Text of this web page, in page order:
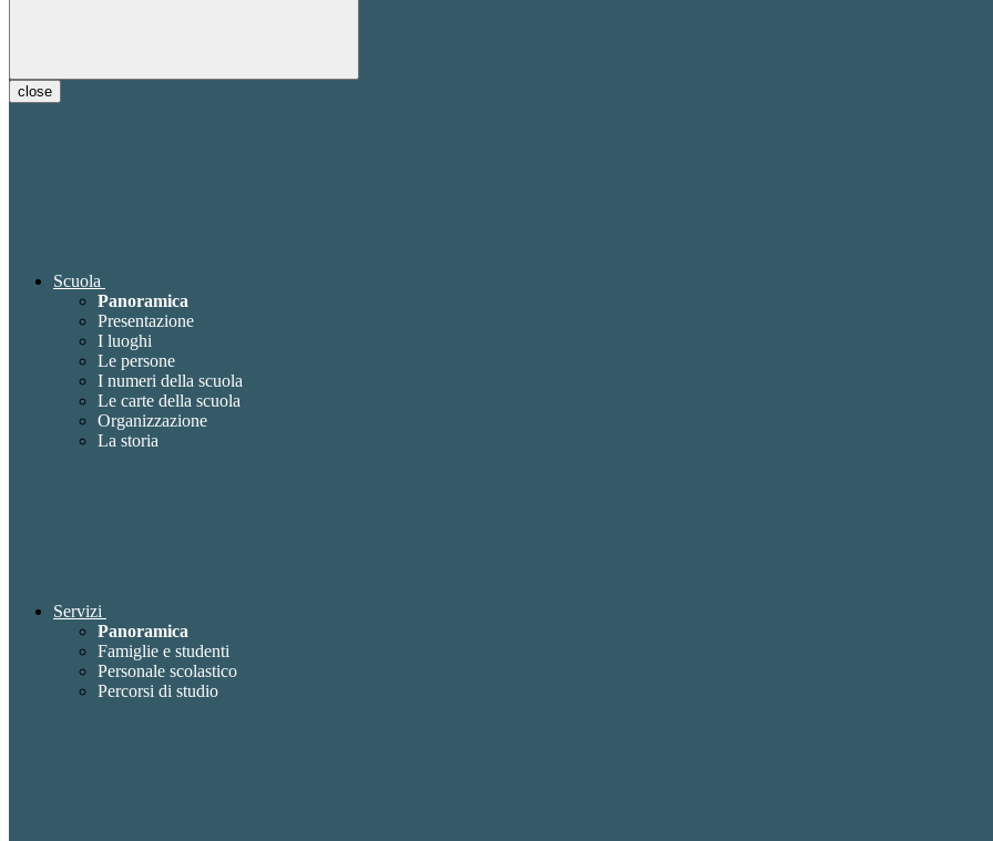
close
Scuola
Panoramica
Presentazione
I luoghi
Le persone
I numeri della scuola
Le carte della scuola
Organizzazione
La storia
Servizi
Panoramica
Famiglie e studenti
Personale scolastico
Percorsi di studio